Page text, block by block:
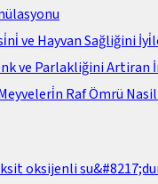
ve Hayvan Sağliğini
ve Parlakliğini Artiran
Raf Ömrü
oksijenli